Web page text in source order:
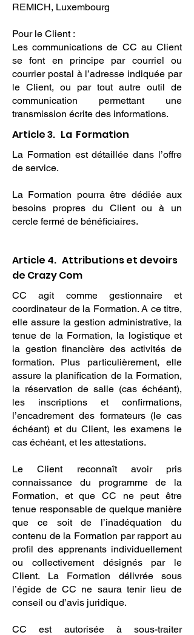
REMICH, Luxembourg
Pour le Client :
Les communications de CC au Client
se font en principe par courriel ou
courrier postal à l’adresse indiquée par
le Client, ou par tout autre outil de
communication permettant une
transmission écrite des informations.
Article 3. La Formation
La Formation est détaillée dans l’offre
de service.
La Formation pourra être dédiée aux
besoins propres du Client ou à un
cercle fermé de bénéficiaires.
Article 4. Attributions et devoirs
de Crazy Com
CC agit comme gestionnaire et
coordinateur de la Formation. A ce titre,
elle assure la gestion administrative, la
tenue de la Formation, la logistique et
la gestion financière des activités de
formation. Plus particulièrement, elle
assure la planification de la Formation,
la réservation de salle (cas échéant),
les inscriptions et confirmations,
l’encadrement des formateurs (le cas
échéant) et du Client, les examens le
cas échéant, et les attestations.
Le Client reconnaît avoir pris
connaissance du programme de la
Formation, et que CC ne peut être
tenue responsable de quelque manière
que ce soit de l’inadéquation du
contenu de la Formation par rapport au
profil des apprenants individuellement
ou collectivement désignés par le
Client. La Formation délivrée sous
l’égide de CC ne saura tenir lieu de
conseil ou d’avis juridique.
CC est autorisée à sous-traiter